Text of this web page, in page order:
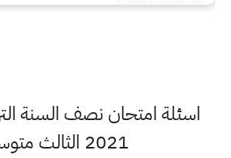
اسئلة امتحان نصف السنة
2021 الثالث متوسط